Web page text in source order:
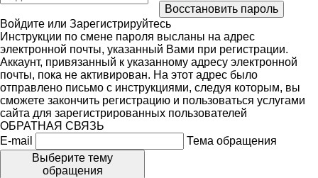
Войдите или Зарегистрируйтесь
Инструкции по смене пароля высланы на адрес
электронной почты, указанный Вами при регистрации.
Аккаунт, привязанный к указанному адресу электронной
почты, пока не активирован. На этот адрес было
отправлено письмо с инструкциями, следуя которым, вы
сможете закончить регистрацию и пользоваться услугами
сайта для зарегистрированных пользователей
ОБРАТНАЯ СВЯЗЬ
E-mail
Тема обращения
Выберите тему
обращения